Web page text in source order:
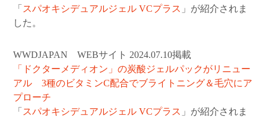
「 スパオキシデュアルジェル VCプラス 」が紹介されま
した。
WWDJAPAN WEBサイト 2024.07.10掲載
「ドクターメディオン」の炭酸ジェルパックがリニュー
アル 3種のビタミンC配合でブライトニング＆毛穴にア
プローチ
「 スパオキシデュアルジェル VCプラス 」が紹介されま